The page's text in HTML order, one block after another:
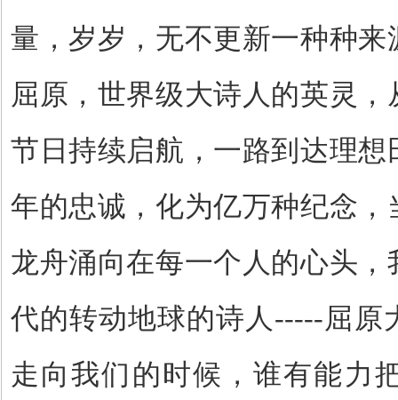
量，岁岁，无不更新一种种
屈原，世界级大诗人的英灵
节日持续启航，一路到达理
年的忠诚，化为亿万种纪念
龙舟涌向在每一个人的心头
代的转动地球的诗人-----屈原
走向我们的时候，谁有能力